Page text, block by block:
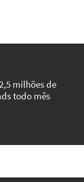
milhões de
todo mês